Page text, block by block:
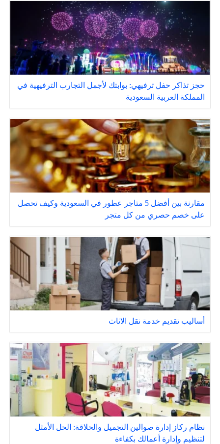
حجز تذاكر حفل ترفيهي: بوابتك لأجمل التجارب الترفيهية في
المملكة العربية السعودية
مقارنة بين أفضل 5 متاجر عطور في السعودية وكيف تحصل
على خصم حصري من كل متجر
أساليب تقديم خدمة نقل الاثاث
نظام ركاز إدارة صوالين التجميل والحلاقة: الحل الأمثل
لتنظيم وإدارة أعمالك بكفاءة